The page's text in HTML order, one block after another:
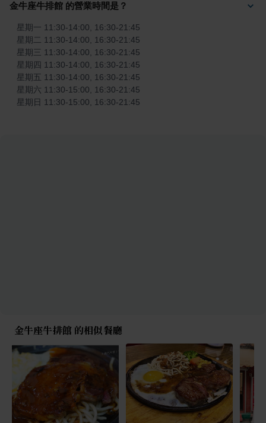
金牛座牛排館 的營業時間是？
星期一 11:30-14:00, 16:30-21:45
星期二 11:30-14:00, 16:30-21:45
星期三 11:30-14:00, 16:30-21:45
星期四 11:30-14:00, 16:30-21:45
星期五 11:30-14:00, 16:30-21:45
星期六 11:30-15:00, 16:30-21:45
星期日 11:30-15:00, 16:30-21:45
金牛座牛排館 的相似餐廳